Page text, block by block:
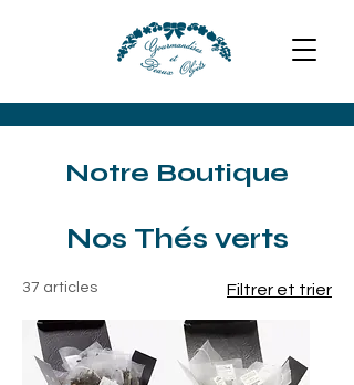
Notre Boutique
Nos Thés verts
37 articles Filtrer et trier